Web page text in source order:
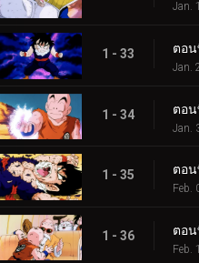
Jan.
1 - 33
Jan.
1 - 34
Jan.
1 - 35
Feb.
1 - 36
Feb.